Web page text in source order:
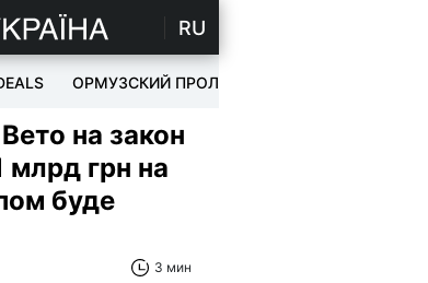
RU
ОРМУЗСКИЙ ПРОЛИВ
на закон
млрд грн на
буде
3 мин